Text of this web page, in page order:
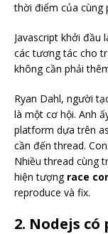
thời điểm của cùng
Javascript khởi đầu
các tương tác cho
không cần phải
Ryan Dahl, người
là một cơ hội. Anh
platform dựa trên
cần đến thread.
Nhiều thread cùng
hiện tượng race
reproduce và fix.
2. Nodejs